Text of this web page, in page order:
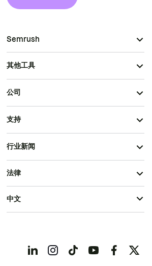
Semrush
其他工具
公司
支持
行业新闻
法律
中文